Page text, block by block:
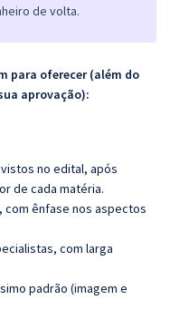
de volta.
para oferecer (além do
aprovação):
no edital, após
de cada matéria.
com ênfase nos aspectos
com larga
padrão (imagem e